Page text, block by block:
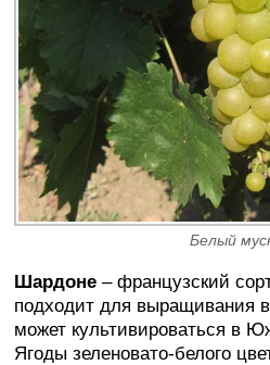
Белый
Шардоне – французский
подходит для выращивания
может культивироваться в
Ягоды зеленовато-белого